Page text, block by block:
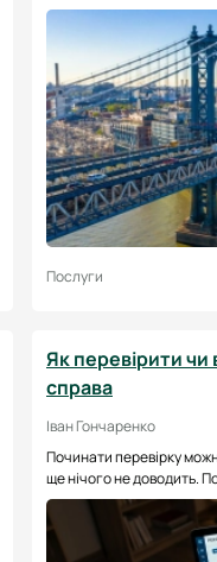
Послуги
Як перевірити
справа
Іван Гончаренко
Починати перевірку
ще нічого не доводить.